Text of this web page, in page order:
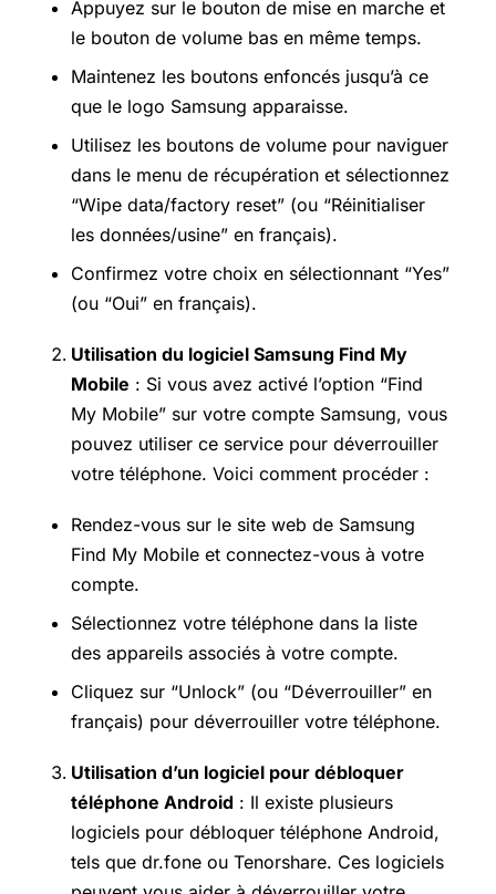
Appuyez sur le bouton de mise en marche et
le bouton de volume bas en même temps.
Maintenez les boutons enfoncés jusqu’à ce
que le logo Samsung apparaisse.
Utilisez les boutons de volume pour naviguer
dans le menu de récupération et sélectionnez
“Wipe data/factory reset” (ou “Réinitialiser
les données/usine” en français).
Confirmez votre choix en sélectionnant “Yes”
(ou “Oui” en français).
Utilisation du logiciel Samsung Find My
Mobile : Si vous avez activé l’option “Find
My Mobile” sur votre compte Samsung, vous
pouvez utiliser ce service pour déverrouiller
votre téléphone. Voici comment procéder :
Rendez-vous sur le site web de Samsung
Find My Mobile et connectez-vous à votre
compte.
Sélectionnez votre téléphone dans la liste
des appareils associés à votre compte.
Cliquez sur “Unlock” (ou “Déverrouiller” en
français) pour déverrouiller votre téléphone.
Utilisation d’un logiciel pour débloquer
téléphone Android : Il existe plusieurs
logiciels pour débloquer téléphone Android,
tels que dr.fone ou Tenorshare. Ces logiciels